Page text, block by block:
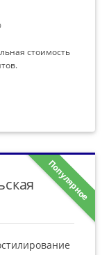
стоимость
Популярное